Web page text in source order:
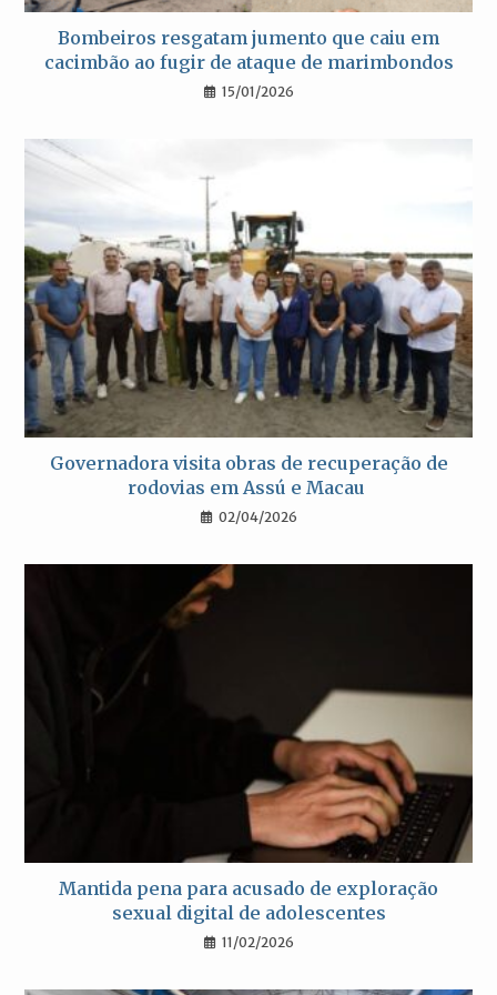
Bombeiros resgatam jumento que caiu em
cacimbão ao fugir de ataque de marimbondos
15/01/2026
Governadora visita obras de recuperação de
rodovias em Assú e Macau
02/04/2026
Mantida pena para acusado de exploração
sexual digital de adolescentes
11/02/2026